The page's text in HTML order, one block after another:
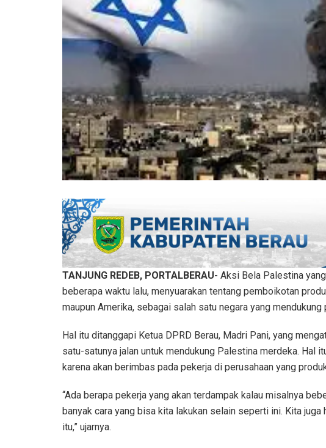
TANJUNG REDEB, PORTALBERAU- Aksi Bela Palestina
beberapa waktu lalu, menyuarakan tentang pemboikotan
maupun Amerika, sebagai salah satu negara yang mendukung
Hal itu ditanggapi Ketua DPRD Berau, Madri Pani, yang
satu-satunya jalan untuk mendukung Palestina merdeka. Hal
karena akan berimbas pada pekerja di perusahaan yang
“Ada berapa pekerja yang akan terdampak kalau misalnya
banyak cara yang bisa kita lakukan selain seperti ini. Kita
itu,” ujarnya.